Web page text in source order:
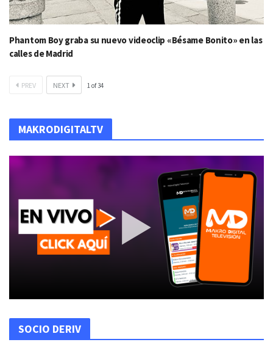
Phantom Boy graba su nuevo videoclip «Bésame Bonito» en las
calles de Madrid
PREV NEXT 1of34
MAKRODIGITALTV
SOCIO DERIV